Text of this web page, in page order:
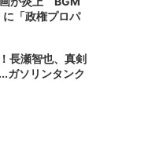
「政権プロパ
長瀬智也、真剣
ガソリンタンク